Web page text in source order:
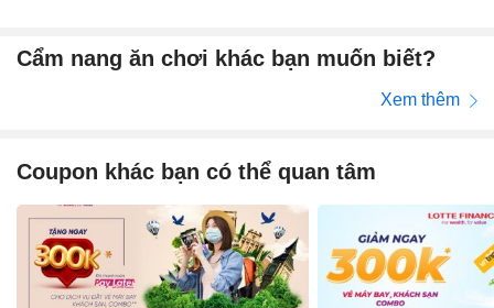
Cẩm nang ăn chơi khác bạn muốn biết?
Xem thêm
Coupon khác bạn có thể quan tâm